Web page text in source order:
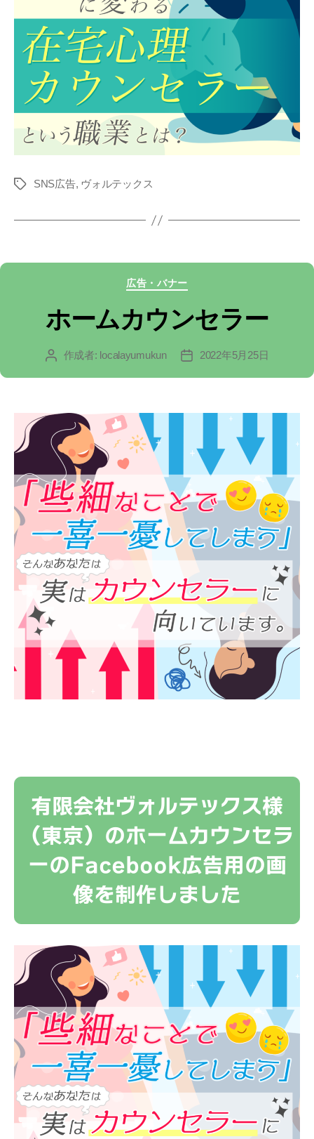
タ
SNS広告, ヴォルテックス
カ
テ
ゴ
リ
広告・バナー
ホームカウンセラー
投 作成者: localayumukun
投
2022年5月25日
有限会社ヴォルテックス様
（東京）のホームカウンセラ
ーのFacebook広告用の画
像を制作しました